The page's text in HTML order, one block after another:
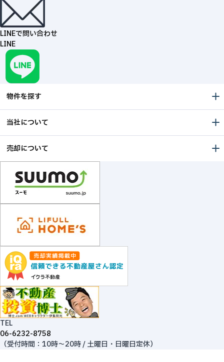
LINEで問い合わせ
LINE
物件を探す
当社について
売却について
TEL
06-6232-8758
（受付時間：10時～20時 / 土曜日・日曜日定休）